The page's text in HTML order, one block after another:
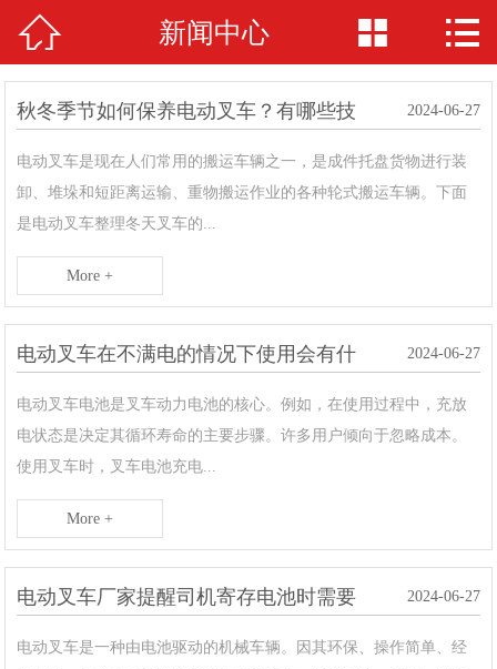
网站首页
产品中心
关于我们
客户案例
荣誉资质
在线留言
 新闻中心  
秋冬季节如何保养电动叉车？有哪些技
2024-06-27
电动叉车是现在人们常用的搬运车辆之一，是成件托盘货物进行装
卸、堆垛和短距离运输、重物搬运作业的各种轮式搬运车辆。下面
是电动叉车整理冬天叉车的...
More +
电动叉车在不满电的情况下使用会有什
2024-06-27
电动叉车电池是叉车动力电池的核心。例如，在使用过程中，充放
电状态是决定其循环寿命的主要步骤。许多用户倾向于忽略成本。
使用叉车时，叉车电池充电...
More +
电动叉车厂家提醒司机寄存电池时需要
2024-06-27
电动叉车是一种由电池驱动的机械车辆。因其环保、操作简单、经